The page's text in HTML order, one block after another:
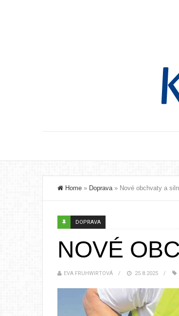
Home » Doprava» Nové obchvaty a
DOPRAVA
NOVÉ
EVA FRUHWIRTOVÁ 25.8.2025